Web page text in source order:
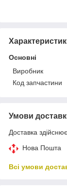
Основні
Виробник
Код запчастини
Умови
Доставка
Нова Пошта
Всі умови